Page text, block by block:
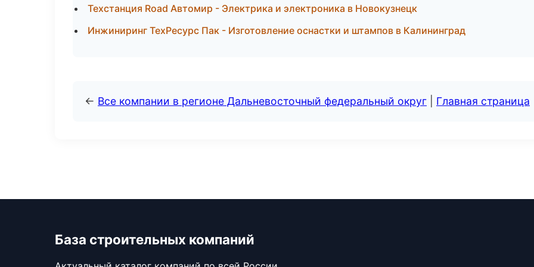
Техстанция Road Автомир - Электрика и электроника в Новокузнецк
Инжиниринг ТехРесурс Пак - Изготовление оснастки и штампов в Калининград
← Все компании в регионе Дальневосточный федеральный округ Главная страница
База строительных компаний